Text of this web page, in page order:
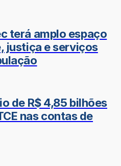
terá amplo espaço
justiça e serviços
de R$ 4,85 bilhões
nas contas de